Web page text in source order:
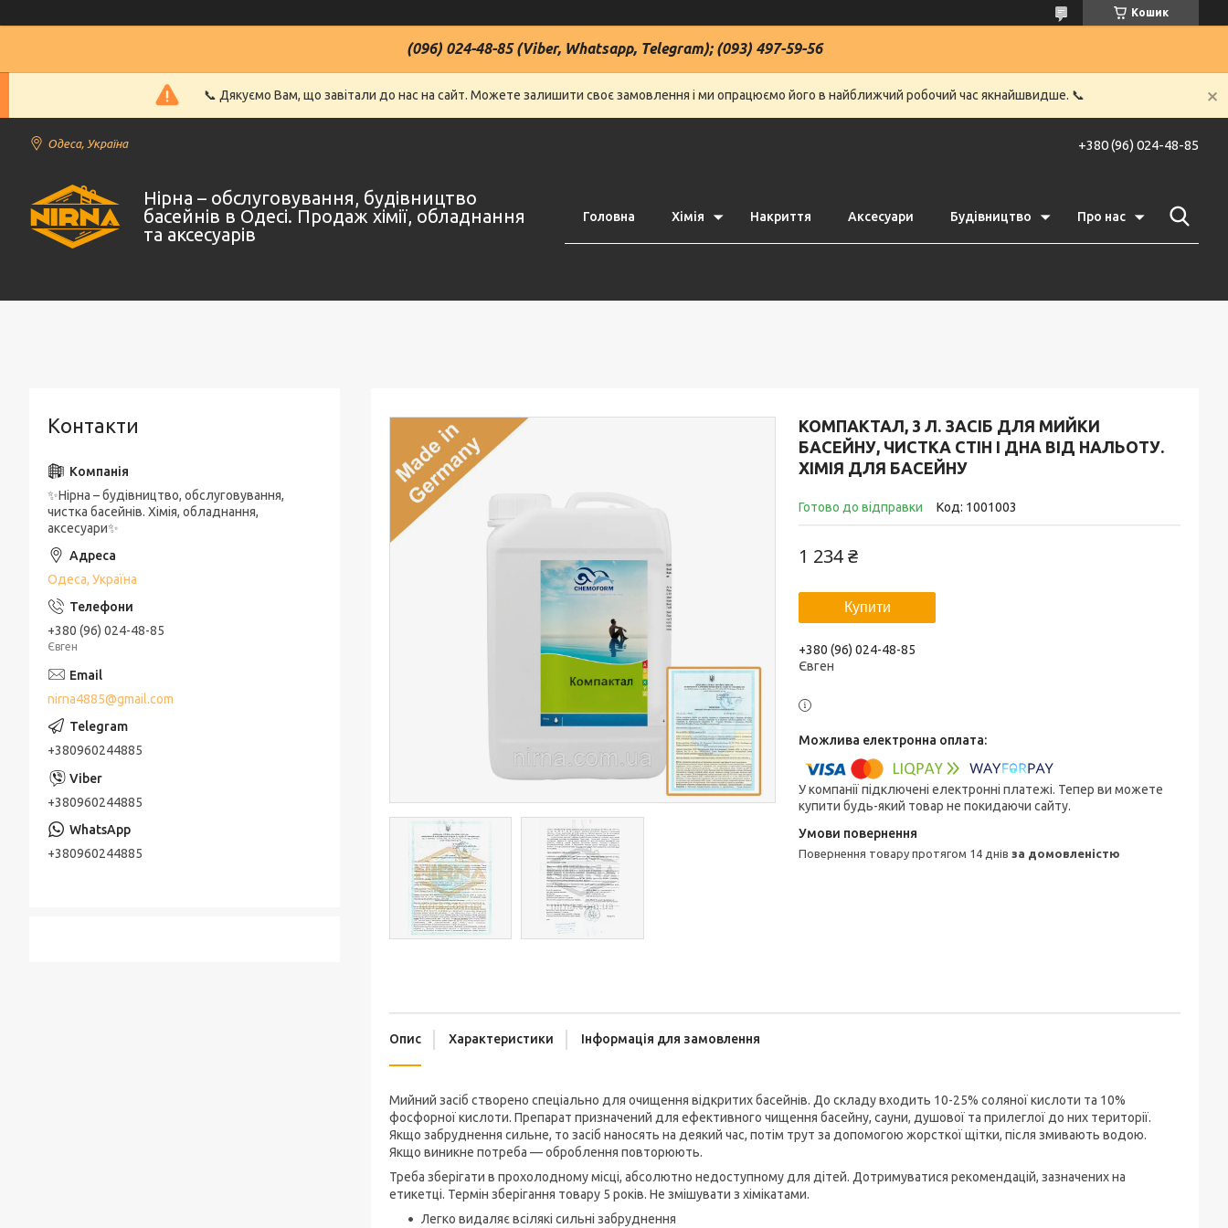
Кошик
(096) 024-48-85 (Viber, Whatsapp, Telegram); (093) 497-59-56
📞 Дякуємо Вам, що завітали до нас на сайт. Можете залишити своє замовлення і ми опрацюємо його в найближчий робочий час якнайшвидше. 📞
Одеса, Україна +380 (96) 024-48-85
Нірна – обслуговування, будівництво
басейнів в Одесі. Продаж хімії, обладнання
та аксесуарів
Головна Хімія Накриття Аксесуари Будівництво Про нас
КОМПАКТАЛ, 3 Л. ЗАСІБ ДЛЯ МИЙКИ
БАСЕЙНУ, ЧИСТКА СТІН І ДНА ВІД НАЛЬОТУ.
ХІМІЯ ДЛЯ БАСЕЙНУ
Готово до відправки Код: 1001003
1 234 ₴
Купити
+380 (96) 024-48-85
Євген
У компанії підключені електронні платежі. Тепер ви можете
купити будь-який товар не покидаючи сайту.
повернення товару протягом 14 днів за домовленістю
Опис Характеристики Інформація для замовлення
Мийний засіб створено спеціально для очищення відкритих басейнів. До складу входить 10-25% соляної кислоти та 10%
фосфорної кислоти. Препарат призначений для ефективного чищення басейну, сауни, душової та прилеглої до них території.
Якщо забруднення сильне, то засіб наносять на деякий час, потім трут за допомогою жорсткої щітки, після змивають водою.
Якщо виникне потреба — оброблення повторюють.
Треба зберігати в прохолодному місці, абсолютно недоступному для дітей. Дотримуватися рекомендацій, зазначених на
етикетці. Термін зберігання товару 5 років. Не змішувати з хімікатами.
Легко видаляє всілякі сильні забруднення
Контакти
✨Нірна – будівництво, обслуговування,
чистка басейнів. Хімія, обладнання,
аксесуари✨
Одеса, Україна
+380 (96) 024-48-85
Євген
nirna4885@gmail.com
+380960244885
+380960244885
+380960244885